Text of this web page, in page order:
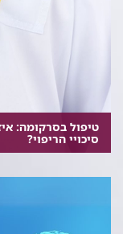
טיפול בסרקומה:
סיכויי הריפוי?